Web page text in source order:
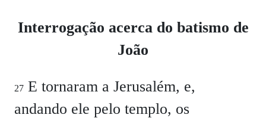
Interrogação acerca do batismo de
João
27 E tornaram a Jerusalém, e,
andando ele pelo templo, os